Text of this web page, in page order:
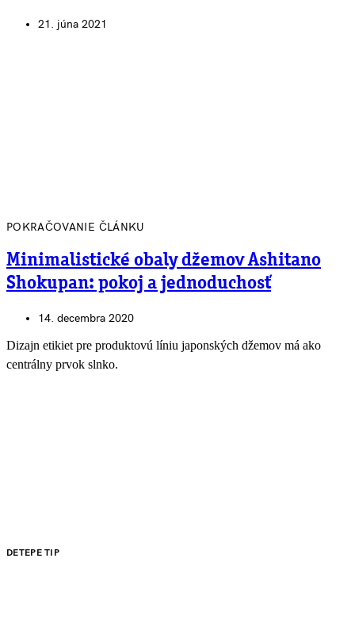
21. júna 2021
POKRAČOVANIE ČLÁNKU
Minimalistické obaly džemov Ashitano
Shokupan: pokoj a jednoduchosť
14. decembra 2020
Dizajn etikiet pre produktovú líniu japonských džemov má ako
centrálny prvok slnko.
DETEPE TIP